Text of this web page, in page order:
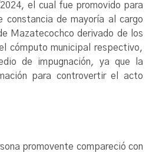
el cual fue promovido para
constancia de mayoría al cargo
Mazatecochco derivado de los
cómputo municipal respectivo,
de impugnación, ya que la
para controvertir el acto
promovente compareció con